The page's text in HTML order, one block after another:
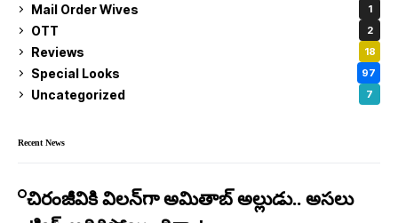
Mail Order Wives 1
OTT 2
Reviews 18
Special Looks 97
Uncategorized 7
Recent News
చిరంజీవికి విలన్‌గా అమితాబ్ అల్లుడు.. అసలు